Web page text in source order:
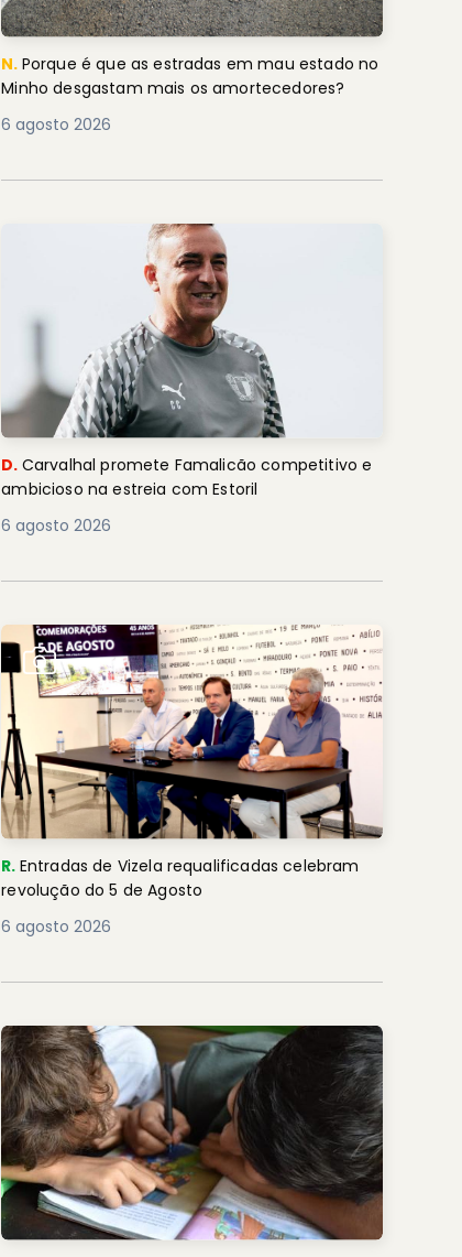
N. Porque é que as estradas em mau estado no
Minho desgastam mais os amortecedores?
6 agosto 2026
D. Carvalhal promete Famalicão competitivo e
ambicioso na estreia com Estoril
6 agosto 2026
R. Entradas de Vizela requalificadas celebram
revolução do 5 de Agosto
6 agosto 2026